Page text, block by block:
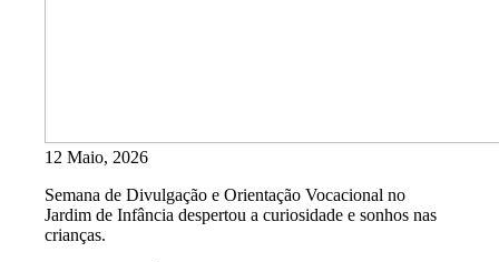
12 Maio, 2026
Semana de Divulgação e Orientação Vocacional no
Jardim de Infância despertou a curiosidade e sonhos nas
crianças.